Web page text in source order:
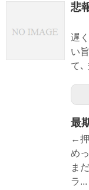
悲
↑
遅
い
て､
最
←
め
ま
ラ...